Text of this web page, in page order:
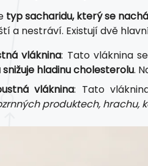
typ sacharidu, který se
a nestráví. Existují dvě
vláknina: Tato vláknina se
snižuje hladinu cholesterolu.
vláknina: Tato
produktech, hrachu,